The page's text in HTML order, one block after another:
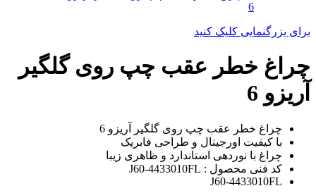
برای بزرگنمایی کلیک کنید
چراغ خطر عقب چپ روی گلگیر
آریزو 6
چراغ خطر عقب چپ روی گلگیر آریزو 6
با کیفیت اورجینال و طراحی فابریک
چراغ با نوردهی استاندارد و ظاهری زیبا
کد فنی محصول : J60-4433010FL
J60-4433010FL